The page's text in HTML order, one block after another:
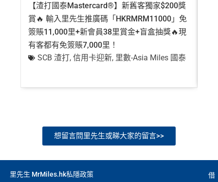
【渣打國泰Mastercard®】新舊客獨家$200獎
賞🔥 輸入里先生推廣碼「HKRMRM11000」免
簽賬11,000里+新會員38里賞金+盲盒抽獎🔥現
有客都有免簽賬7,000里！
SCB 渣打,信用卡迎新, 里數-Asia Miles 國泰
想留言問里先生或睇大家的留言>>
里先生 MrMiles.hk私隱政策
借